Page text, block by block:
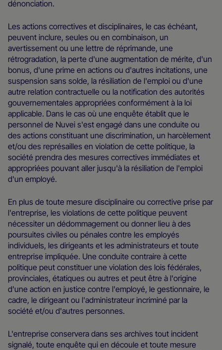
dénonciation.
Les actions correctives et disciplinaires, le cas échéant,
peuvent inclure, seules ou en combinaison, un
avertissement ou une lettre de réprimande, une
rétrogradation, la perte d'une augmentation de mérite, d'un
bonus, d'une prime en actions ou d'autres incitations, une
suspension sans solde, la résiliation de l'emploi ou d'une
autre relation contractuelle ou la notification des autorités
gouvernementales appropriées conformément à la loi
applicable. Dans le cas où une enquête établit que le
personnel de Nuvei s'est engagé dans une conduite ou
des actions constituant une discrimination, un harcèlement
et/ou des représailles en violation de cette politique, la
société prendra des mesures correctives immédiates et
appropriées pouvant aller jusqu'à la résiliation de l'emploi
d'un employé.
En plus de toute mesure disciplinaire ou corrective prise par
l'entreprise, les violations de cette politique peuvent
nécessiter un dédommagement ou donner lieu à des
poursuites civiles ou pénales contre les employés
individuels, les dirigeants et les administrateurs et toute
entreprise impliquée. Une conduite contraire à cette
politique peut constituer une violation des lois fédérales,
provinciales, étatiques ou autres et peut être à l'origine
d'une action en justice contre l'employé, le gestionnaire, le
cadre, le dirigeant ou l'administrateur incriminé par la
société et/ou d'autres personnes.
L'entreprise conservera dans ses archives tout incident
signalé, toute enquête qui en découle et toute mesure